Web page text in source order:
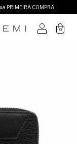
PRIMEIRA COMPRA
0